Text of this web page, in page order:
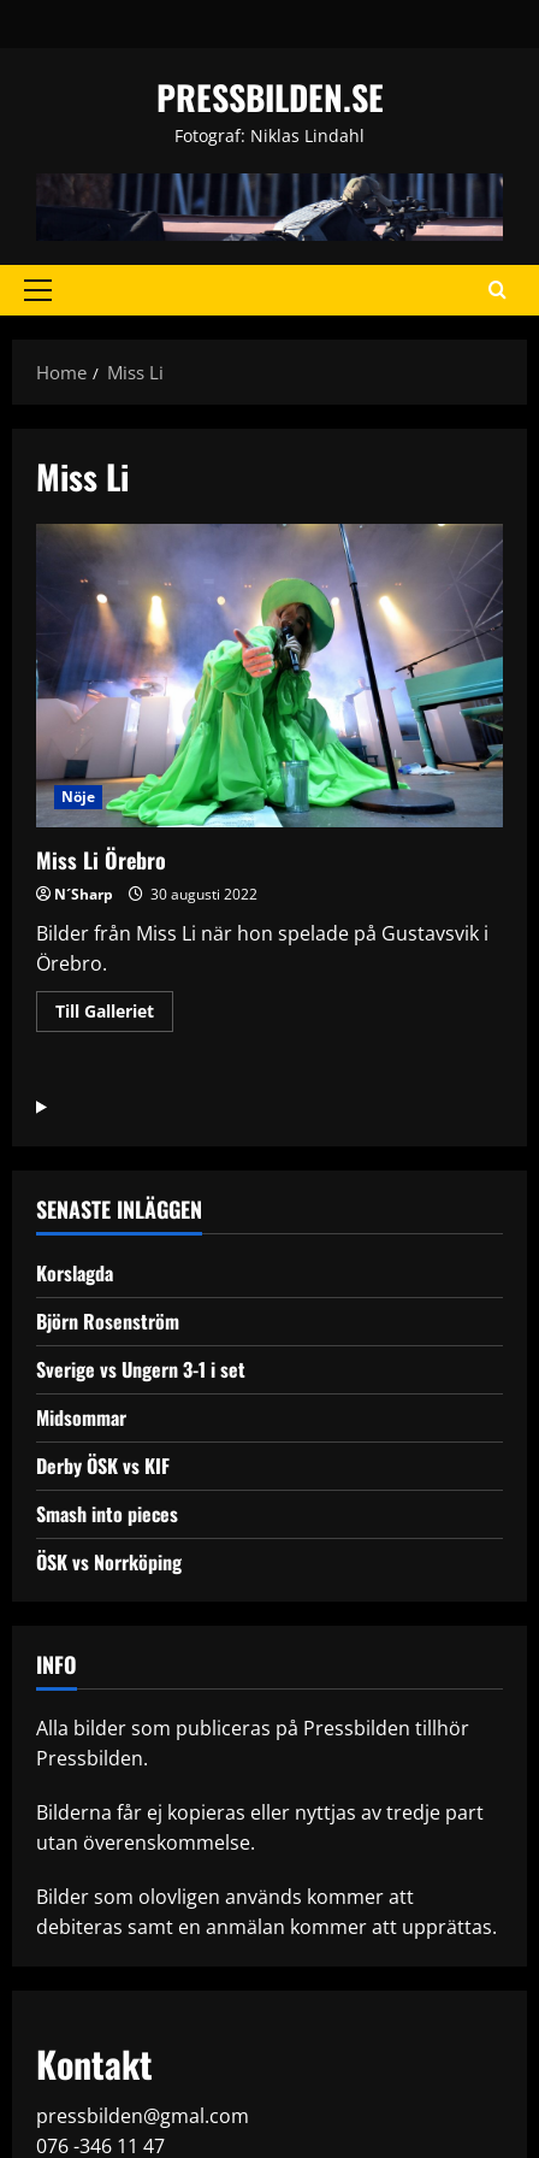
PRESSBILDEN.SE
Fotograf: Niklas Lindahl
Primary
Home
Miss Li
Miss Li
Nöje
Miss Li Örebro
N´Sharp 30 augusti 2022
Bilder från Miss Li när hon spelade på Gustavsvik i
Örebro.
Till GallerietRead
more
SENASTE INLÄGGEN
Korslagda
Björn Rosenström
Sverige vs Ungern 3-1 i set
Midsommar
Derby ÖSK vs KIF
Smash into pieces
ÖSK vs Norrköping
INFO
Alla bilder som publiceras på Pressbilden tillhör
Pressbilden.
Bilderna får ej kopieras eller nyttjas av tredje part
utan överenskommelse.
Bilder som olovligen används kommer att
debiteras samt en anmälan kommer att upprättas.
Kontakt
pressbilden@gmal.com
076 -346 11 47